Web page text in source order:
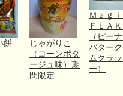
餅
じゃがりこ
（コーンポタ
ージュ味）期
間限定
Ｍａｇ
ＦＬＡ
（ピー
バター
ムクラ
ー）